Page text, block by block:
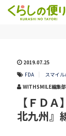
2019.07.25
FDA
スマイ
WITHSMILE編集部
【ＦＤ
北九州』